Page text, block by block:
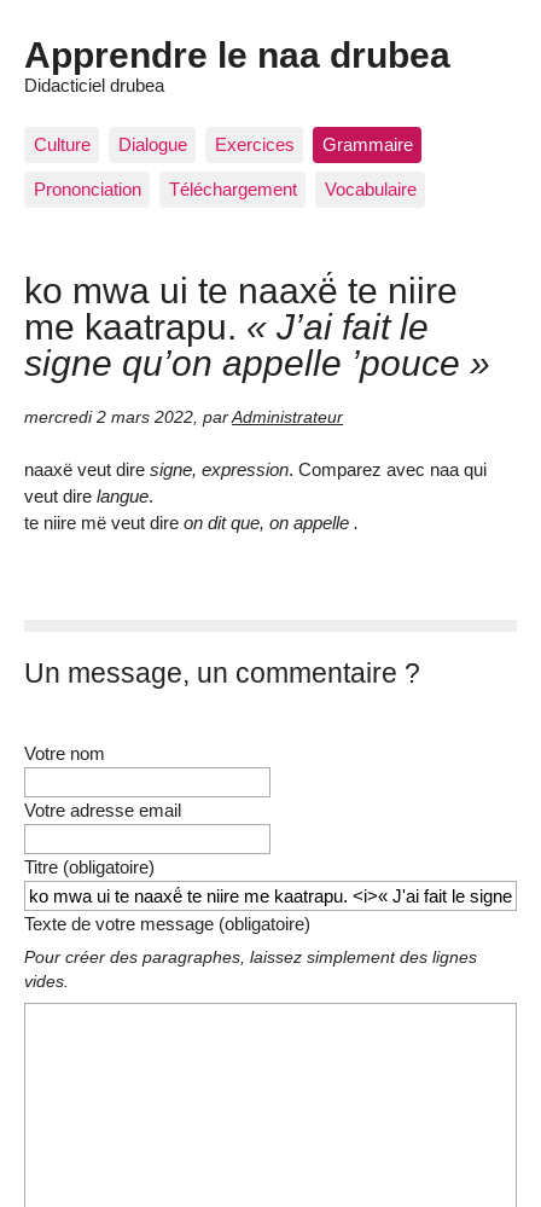
Apprendre le naa drubea
Didacticiel drubea
Culture Dialogue Exercices Grammaire
Prononciation Téléchargement Vocabulaire
ko mwa ui te naaxë́ te niire
me kaatrapu. « J’ai fait le
signe qu’on appelle ’pouce »
mercredi 2 mars 2022 par Administrateur
naaxë veut dire signe, expression. Comparez avec naa qui
veut dire langue.
te niire më veut dire on dit que, on appelle .
Un message, un commentaire ?
Votre nom
Votre adresse email
Titre (obligatoire)
Texte de votre message (obligatoire)
Pour créer des paragraphes, laissez simplement des lignes
vides.